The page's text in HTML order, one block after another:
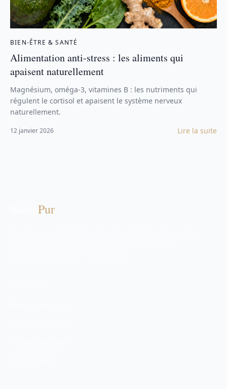
BIEN-ÊTRE & SANTÉ
Alimentation anti-stress : les aliments qui
apaisent naturellement
Magnésium, oméga-3, vitamines B : les nutriments qui
régulent le cortisol et apaisent le système nerveux
naturellement.
12 janvier 2026 Lire la suite
Pur